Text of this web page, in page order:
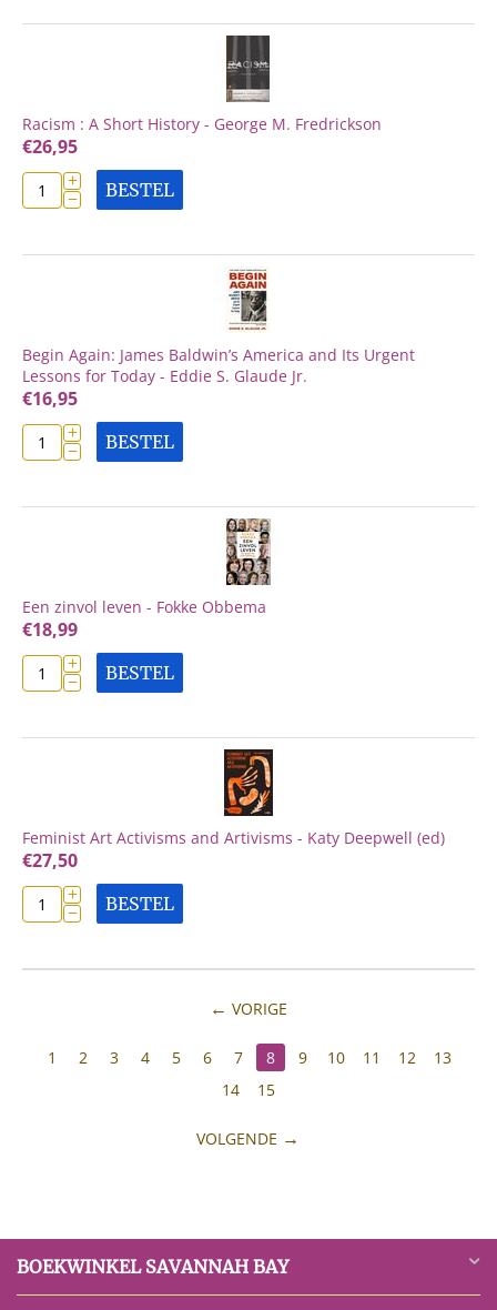
Racism : A Short History - George M. Fredrickson
€26,95
+
− BESTEL
Begin Again: James Baldwin’s America and Its Urgent
Lessons for Today - Eddie S. Glaude Jr.
€16,95
+
− BESTEL
Een zinvol leven - Fokke Obbema
€18,99
+
− BESTEL
Feminist Art Activisms and Artivisms - Katy Deepwell (ed)
€27,50
+
− BESTEL
VORIGE
1 2 3 4 5 6 7 8 9 10 11 12
13
14
15
VOLGENDE
BOEKWINKEL SAVANNAH BAY